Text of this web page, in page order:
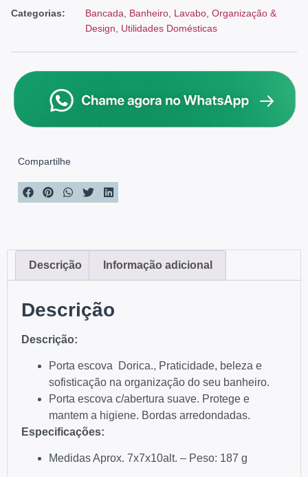
Categorias:
Bancada, Banheiro, Lavabo, Organização &
Design, Utilidades Domésticas
Compartilhe
Descrição Informação adicional
Descrição
Descrição:
Porta escova Dorica., Praticidade, beleza e
sofisticação na organização do seu banheiro.
Porta escova c/abertura suave. Protege e
mantem a higiene. Bordas arredondadas.
Especificações:
Medidas Aprox. 7x7x10alt. – Peso: 187 g